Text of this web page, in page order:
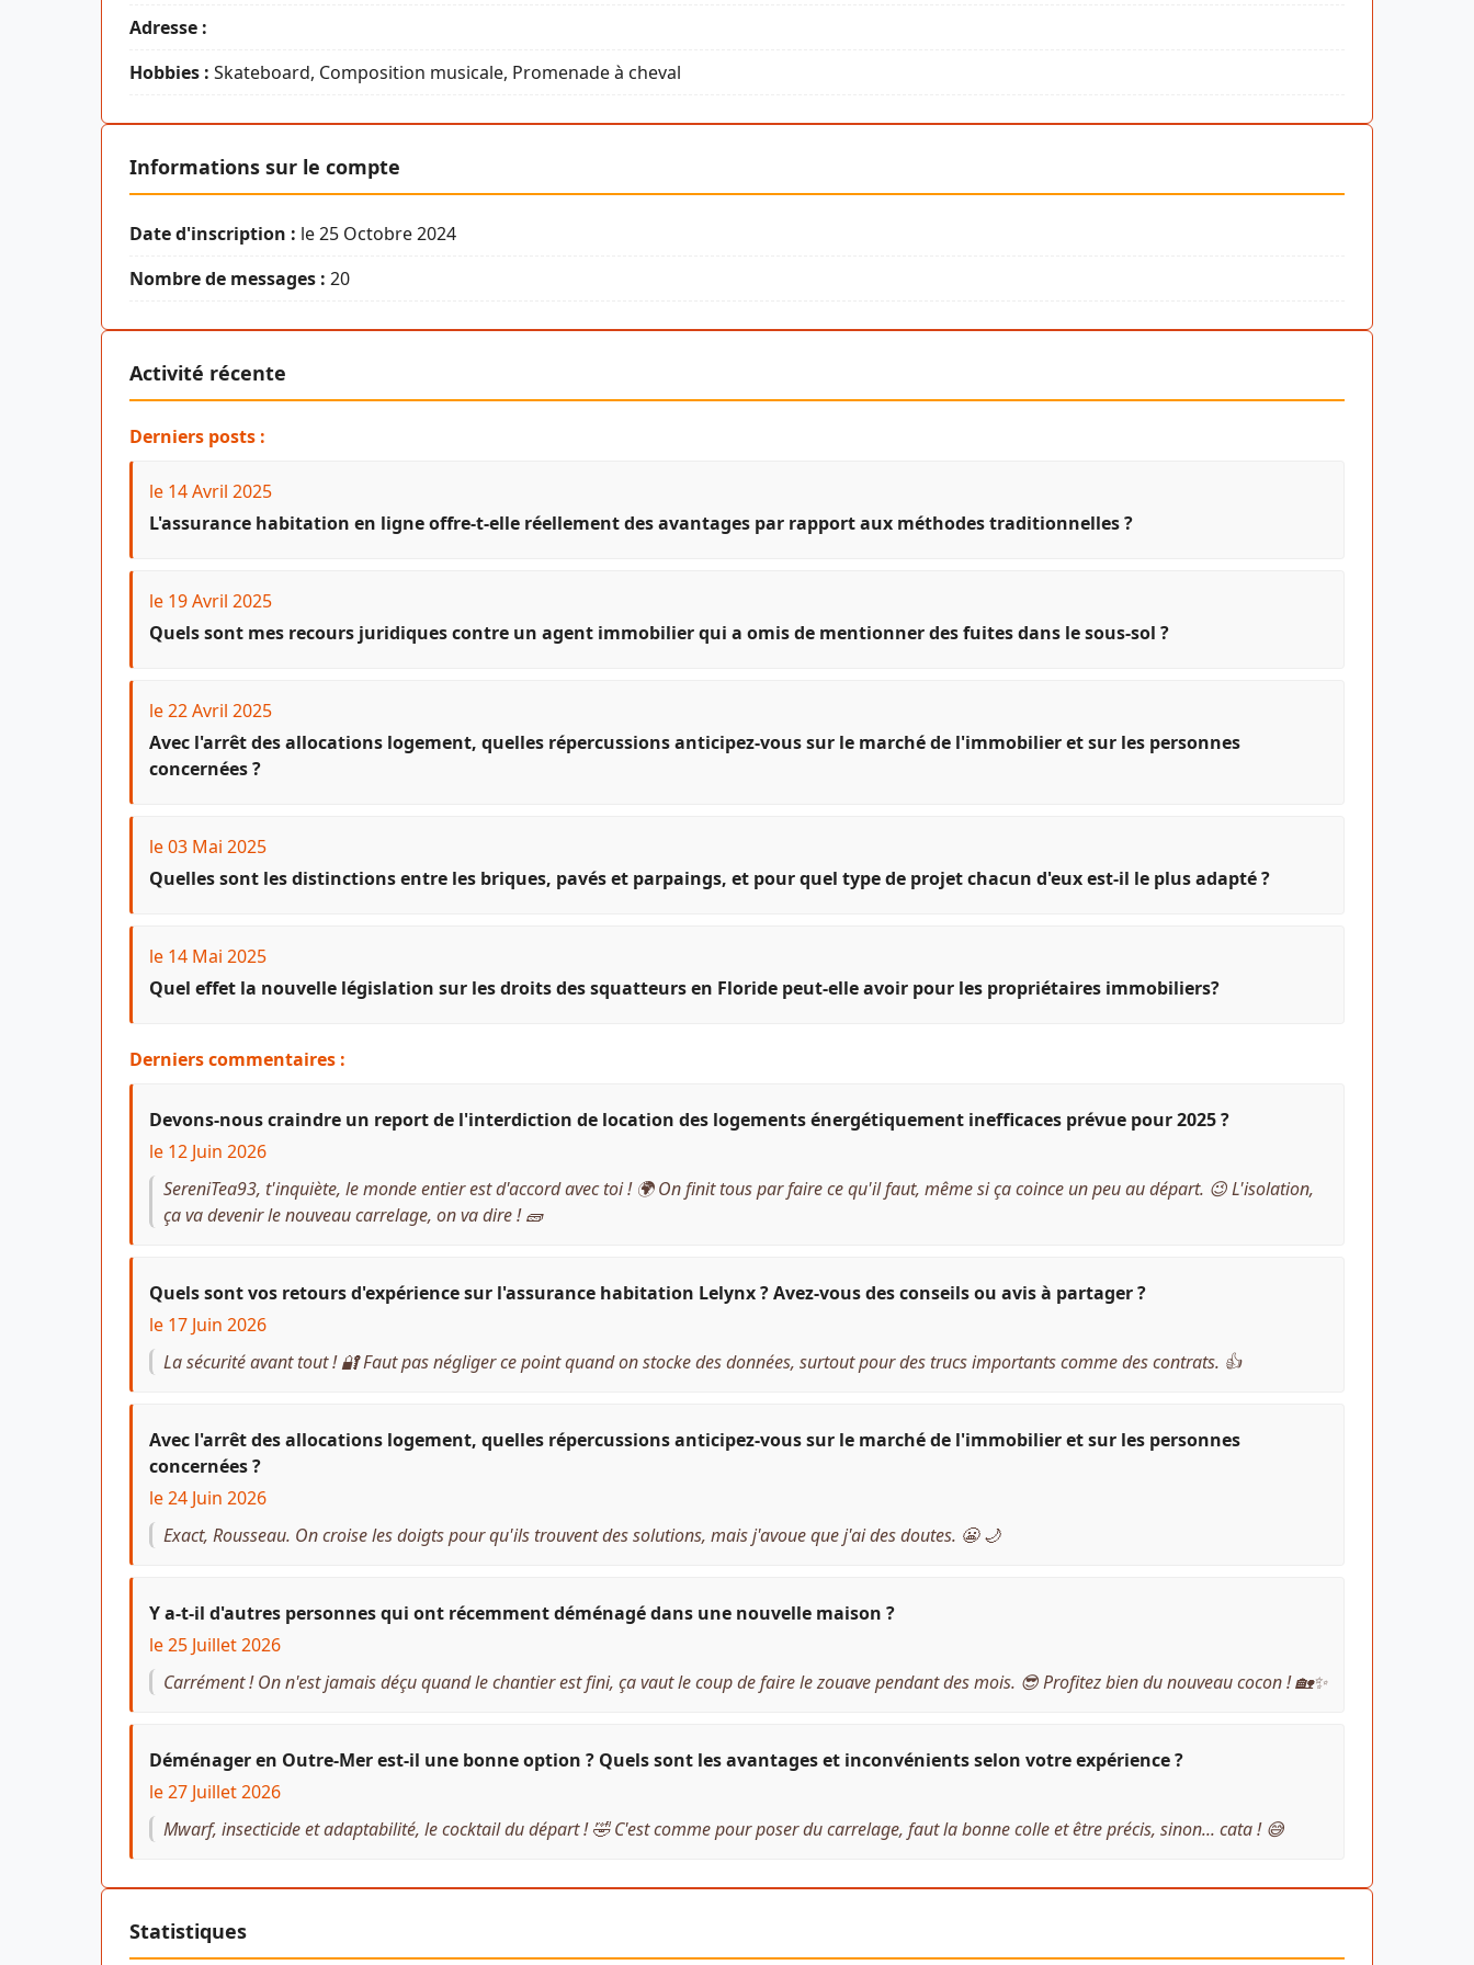
Adresse :
Hobbies : Skateboard, Composition musicale, Promenade à cheval
Informations sur le compte
Date d'inscription : le 25 Octobre 2024
Nombre de messages : 20
Activité récente
Derniers posts :
le 14 Avril 2025
L'assurance habitation en ligne offre-t-elle réellement des avantages par rapport aux méthodes traditionnelles ?
le 19 Avril 2025
Quels sont mes recours juridiques contre un agent immobilier qui a omis de mentionner des fuites dans le sous-sol ?
le 22 Avril 2025
Avec l'arrêt des allocations logement, quelles répercussions anticipez-vous sur le marché de l'immobilier et sur les personnes
concernées ?
le 03 Mai 2025
Quelles sont les distinctions entre les briques, pavés et parpaings, et pour quel type de projet chacun d'eux est-il le plus adapté ?
le 14 Mai 2025
Quel effet la nouvelle législation sur les droits des squatteurs en Floride peut-elle avoir pour les propriétaires immobiliers?
Derniers commentaires :
Devons-nous craindre un report de l'interdiction de location des logements énergétiquement inefficaces prévue pour 2025 ?
le 12 Juin 2026
SereniTea93, t'inquiète, le monde entier est d'accord avec toi ! 🌍 On finit tous par faire ce qu'il faut, même si ça coince un peu au départ. 😉 L'isolation,
ça va devenir le nouveau carrelage, on va dire ! 🧱
Quels sont vos retours d'expérience sur l'assurance habitation Lelynx ? Avez-vous des conseils ou avis à partager ?
le 17 Juin 2026
La sécurité avant tout ! 🔐 Faut pas négliger ce point quand on stocke des données, surtout pour des trucs importants comme des contrats. 👍
Avec l'arrêt des allocations logement, quelles répercussions anticipez-vous sur le marché de l'immobilier et sur les personnes
concernées ?
le 24 Juin 2026
Exact, Rousseau. On croise les doigts pour qu'ils trouvent des solutions, mais j'avoue que j'ai des doutes. 😬 🌙
Y a-t-il d'autres personnes qui ont récemment déménagé dans une nouvelle maison ?
le 25 Juillet 2026
Carrément ! On n'est jamais déçu quand le chantier est fini, ça vaut le coup de faire le zouave pendant des mois. 😎 Profitez bien du nouveau cocon ! 🏡✨
Déménager en Outre-Mer est-il une bonne option ? Quels sont les avantages et inconvénients selon votre expérience ?
le 27 Juillet 2026
Mwarf, insecticide et adaptabilité, le cocktail du départ ! 🤣 C'est comme pour poser du carrelage, faut la bonne colle et être précis, sinon... cata ! 😅
Statistiques